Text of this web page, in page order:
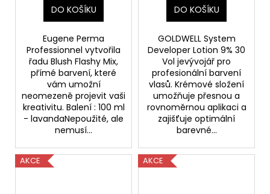
DO KOŠÍKU
Eugene Perma
Professionnel vytvořila
řadu Blush Flashy Mix,
přímé barvení, které
vám umožní
neomezeně projevit vaši
kreativitu. Balení : 100 ml
- lavandaNepoužité, ale
nemusí...
DO KOŠÍKU
GOLDWELL System
Developer Lotion 9% 30
Vol jevývojář pro
profesionální barvení
vlasů. Krémové složení
umožňuje přesnou a
rovnoměrnou aplikaci a
zajišťuje optimální
barevné...
AKCE AKCE